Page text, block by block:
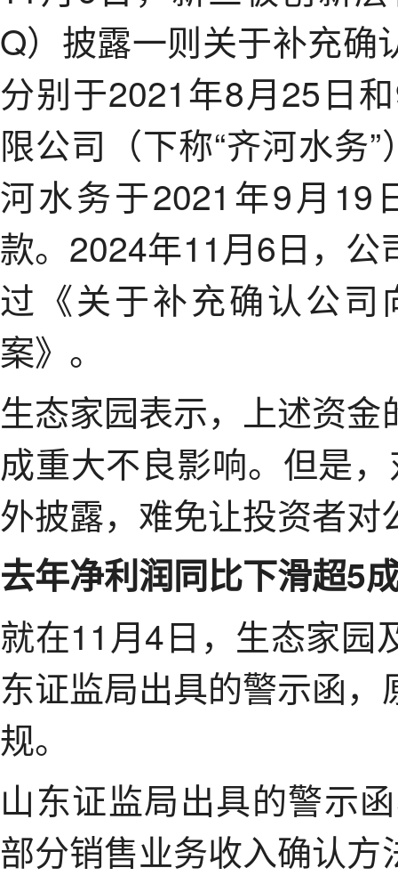
Q）披露一则关于补充确
分别于2021年8月25日
限公司（下称“齐河水务
河水务于2021年9月19
款。2024年11月6日，
过《关于补充确认公
案》。
生态家园表示，上述资
成重大不良影响。但是
外披露，难免让投资者
去年净利润同比下滑超5
就在11月4日，生态家园
东证监局出具的警示函
规。
山东证监局出具的警示
部分销售业务收入确认